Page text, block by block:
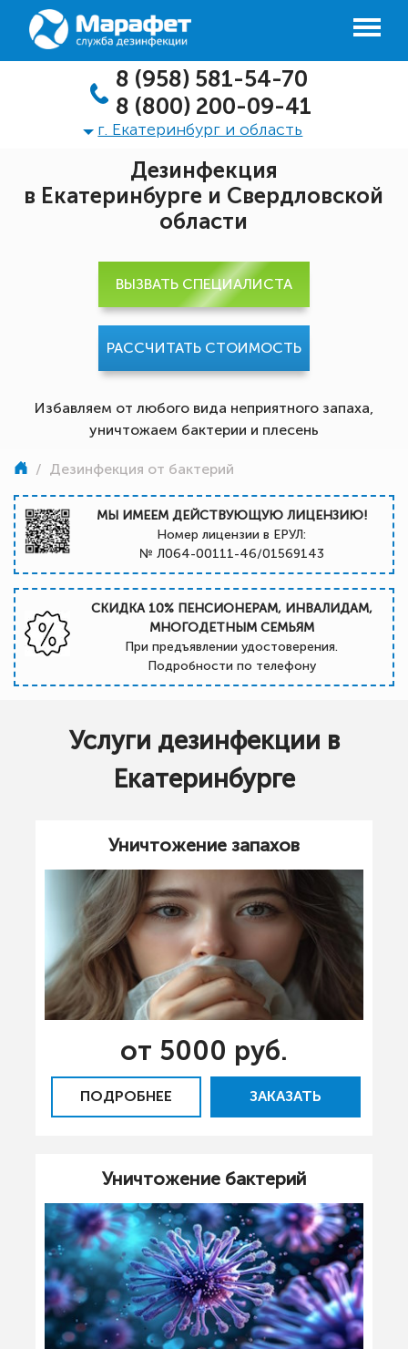
8 (958) 581-54-70
8 (800) 200-09-41
г. Екатеринбург и область
Дезинфекция
в Екатеринбурге и Свердловской
области
Избавляем от любого вида неприятного запаха,
уничтожаем бактерии и плесень
ВЫЗВАТЬ СПЕЦИАЛИСТА
РАССЧИТАТЬ СТОИМОСТЬ
/ Дезинфекция от бактерий
МЫ ИМЕЕМ ДЕЙСТВУЮЩУЮ ЛИЦЕНЗИЮ!
Номер лицензии в ЕРУЛ:
№ Л064-00111-46/01569143
СКИДКА 10% ПЕНСИОНЕРАМ, ИНВАЛИДАМ,
МНОГОДЕТНЫМ СЕМЬЯМ
При предъявлении удостоверения.
Подробности по телефону
Услуги дезинфекции в
Екатеринбурге
Уничтожение запахов
от 5000 руб.
ПОДРОБНЕЕ ЗАКАЗАТЬ
Уничтожение бактерий